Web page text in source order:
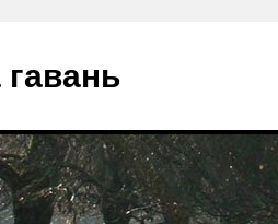
гавань